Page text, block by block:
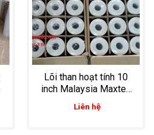
Lõi than hoạt tính 10
inch Malaysia Maxtec
chính hãng an toàn cho
lọc thực phẩm
Liên hệ